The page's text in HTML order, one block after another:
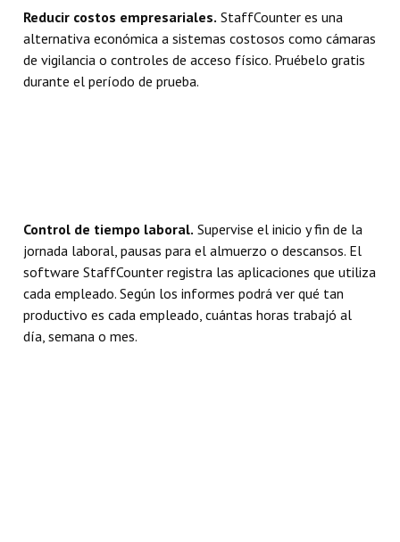
Reducir costos empresariales. StaffCounter es una
alternativa económica a sistemas costosos como cámaras
de vigilancia o controles de acceso físico. Pruébelo gratis
durante el período de prueba.
Control de tiempo laboral. Supervise el inicio y fin de la
jornada laboral, pausas para el almuerzo o descansos. El
software StaffCounter registra las aplicaciones que utiliza
cada empleado. Según los informes podrá ver qué tan
productivo es cada empleado, cuántas horas trabajó al
día, semana o mes.